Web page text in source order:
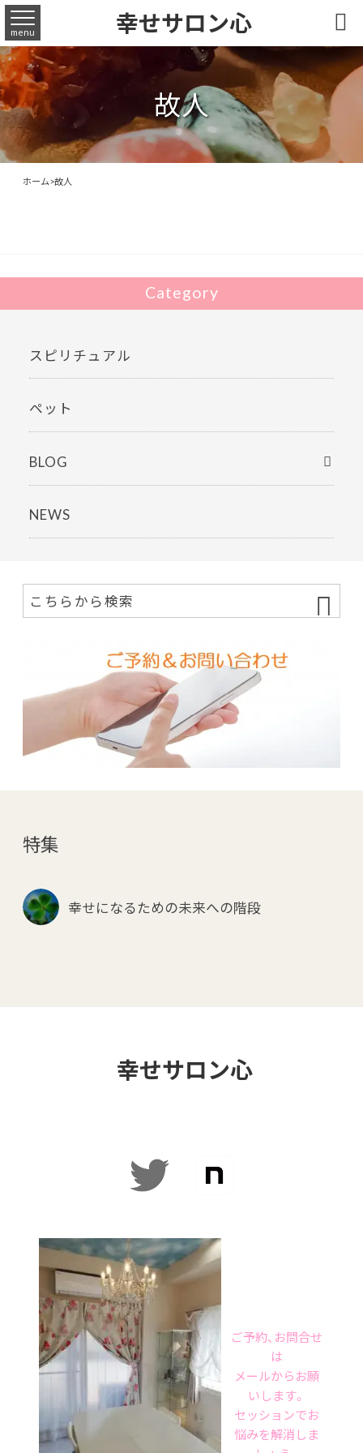
幸せサロン心
menu 
故人
ホーム>故人
Category
スピリチュアル
ペット
BLOG
NEWS
特集
幸せになるための未来への階段
幸せサロン心
ご予約、お問合せ
は
メールからお願
いします。
セッションでお
悩みを解消しま